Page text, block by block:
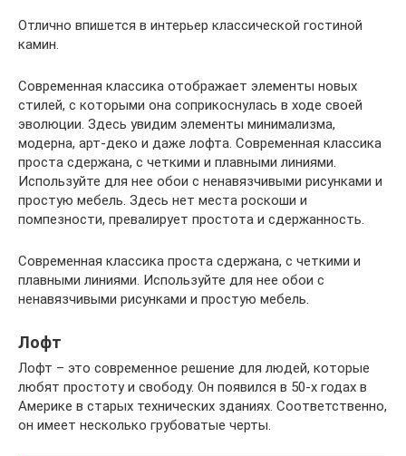
Отлично впишется в интерьер классической гостиной
камин.
Современная классика отображает элементы новых
стилей, с которыми она соприкоснулась в ходе своей
эволюции. Здесь увидим элементы минимализма,
модерна, арт-деко и даже лофта. Современная классика
проста сдержана, с четкими и плавными линиями.
Используйте для нее обои с ненавязчивыми рисунками и
простую мебель. Здесь нет места роскоши и
помпезности, превалирует простота и сдержанность.
Современная классика проста сдержана, с четкими и
плавными линиями. Используйте для нее обои с
ненавязчивыми рисунками и простую мебель.
Лофт
Лофт – это современное решение для людей, которые
любят простоту и свободу. Он появился в 50-х годах в
Америке в старых технических зданиях. Соответственно,
он имеет несколько грубоватые черты.